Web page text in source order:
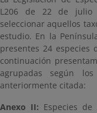
L206 de 22 de julio
seleccionar aquellos
estudio. En la
presentes 24 especies
continuación
agrupadas según
anteriormente citada:
Anexo II: Especies